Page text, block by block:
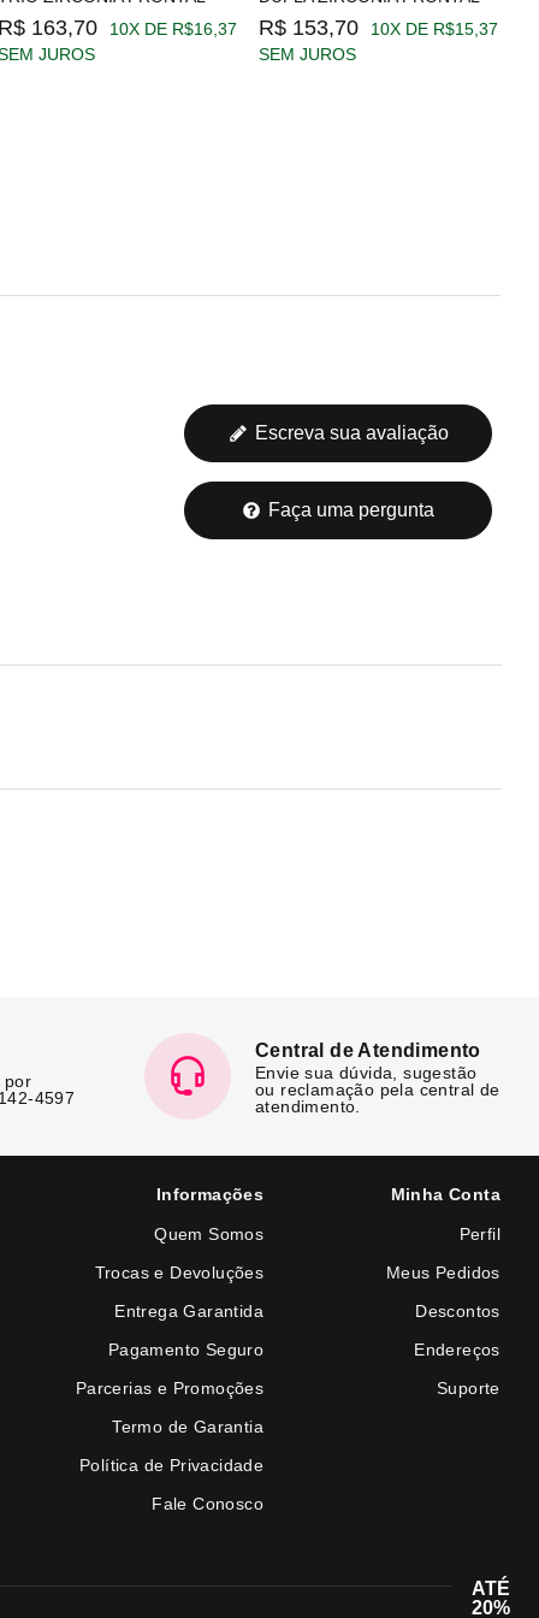
R$ 163,70
10X DE R$16,37
JUROS
R$ 153,70
10X DE R$15,37
SEM JUROS
Escreva sua avaliação
Faça uma pergunta
por
4597
Central de Atendimento
Envie sua dúvida, sugestão
ou reclamação pela central de
atendimento.
Informações
Quem Somos
Trocas e Devoluções
Entrega Garantida
Pagamento Seguro
Parcerias e Promoções
Termo de Garantia
Política de Privacidade
Fale Conosco
Minha Conta
Perfil
Meus Pedidos
Descontos
Endereços
Suporte
ATÉ
20%